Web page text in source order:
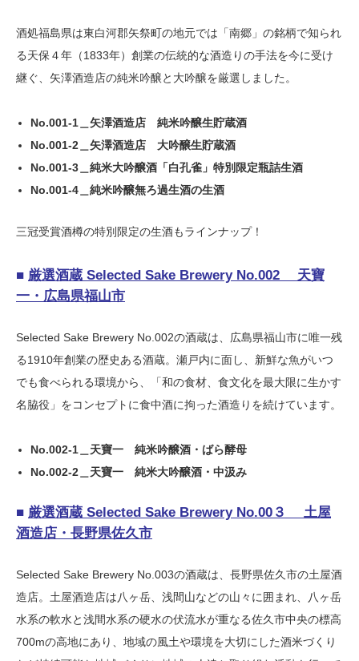
酒処福島県は東白河郡矢祭町の地元では「南郷」の銘柄で知られ
る天保４年（1833年）創業の伝統的な酒造りの手法を今に受け
継ぐ、矢澤酒造店の純米吟醸と大吟醸を厳選しました。
No.001-1＿矢澤酒造店 純米吟醸生貯蔵酒
No.001-2＿矢澤酒造店 大吟醸生貯蔵酒
No.001-3＿純米大吟醸酒「白孔雀」特別限定瓶詰生酒
No.001-4＿純米吟醸無ろ過生酒の生酒
三冠受賞酒樽の特別限定の生酒もラインナップ！
■ 厳選酒蔵 Selected Sake Brewery No.002 天寶
一・広島県福山市
Selected Sake Brewery No.002の酒蔵は、広島県福山市に唯一残
る1910年創業の歴史ある酒蔵。瀬戸内に面し、新鮮な魚がいつ
でも食べられる環境から、「和の食材、食文化を最大限に生かす
名脇役」をコンセプトに食中酒に拘った酒造りを続けています。
No.002-1＿天寶一 純米吟醸酒・ばら酵母
No.002-2＿天寶一 純米大吟醸酒・中汲み
■ 厳選酒蔵 Selected Sake Brewery No.00３ 土屋
酒造店・長野県佐久市
Selected Sake Brewery No.003の酒蔵は、長野県佐久市の土屋酒
造店。土屋酒造店は八ヶ岳、浅間山などの山々に囲まれ、八ヶ岳
水系の軟水と浅間水系の硬水の伏流水が重なる佐久市中央の標高
700mの高地にあり、地域の風土や環境を大切にした酒米づくり